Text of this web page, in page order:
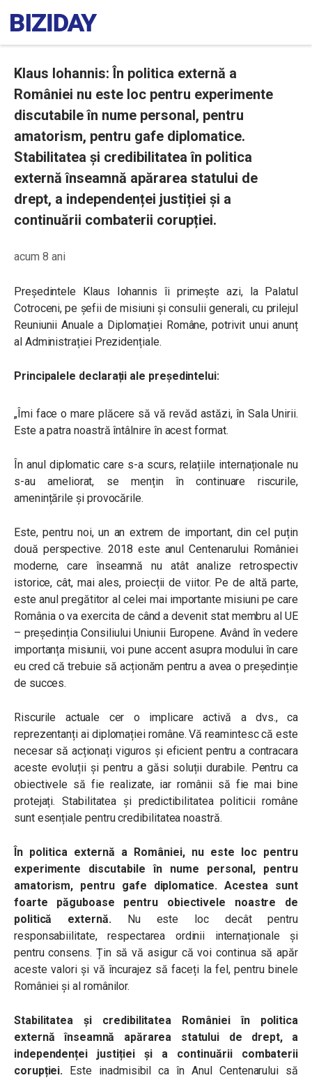
Klaus Iohannis: În politica externă a
României nu este loc pentru experimente
discutabile în nume personal, pentru
amatorism, pentru gafe diplomatice.
Stabilitatea și credibilitatea în politica
externă înseamnă apărarea statului de
drept, a independenței justiției și a
continuării combaterii corupției.
acum 8 ani
Președintele Klaus Iohannis îi primeşte azi, la Palatul
Cotroceni, pe şefii de misiuni şi consulii generali, cu prilejul
Reuniunii Anuale a Diplomației Române, potrivit unui anunț
al Administrației Prezidențiale.
Principalele declarații ale președintelui:
„Îmi face o mare plăcere să vă revăd astăzi, în Sala Unirii.
Este a patra noastră întâlnire în acest format.
În anul diplomatic care s-a scurs, relațiile internaționale nu
s-au ameliorat, se mențin în continuare riscurile,
amenințările și provocările.
Este, pentru noi, un an extrem de important, din cel puțin
două perspective. 2018 este anul Centenarului României
moderne, care înseamnă nu atât analize retrospectiv
istorice, cât, mai ales, proiecții de viitor. Pe de altă parte,
este anul pregătitor al celei mai importante misiuni pe care
România o va exercita de când a devenit stat membru al UE
– președinția Consiliului Uniunii Europene. Având în vedere
importanța misiunii, voi pune accent asupra modului în care
eu cred că trebuie să acționăm pentru a avea o președinție
de succes.
Riscurile actuale cer o implicare activă a dvs., ca
reprezentanți ai diplomației române. Vă reamintesc că este
necesar să acționați viguros și eficient pentru a contracara
aceste evoluții și pentru a găsi soluții durabile. Pentru ca
obiectivele să fie realizate, iar românii să fie mai bine
protejați. Stabilitatea și predictibilitatea politicii române
sunt esențiale pentru credibilitatea noastră.
În politica externă a României, nu este loc pentru
experimente discutabile în nume personal, pentru
amatorism, pentru gafe diplomatice. Acestea sunt
foarte păguboase pentru obiectivele noastre de
politică externă. Nu este loc decât pentru
responsabiilitate, respectarea ordinii internaționale și
pentru consens. Țin să vă asigur că voi continua să apăr
aceste valori și vă încurajez să faceți la fel, pentru binele
României și al românilor.
Stabilitatea și credibilitatea României în politica
externă înseamnă apărarea statului de drept, a
independenței justiției și a continuării combaterii
corupției. Este inadmisibil ca în Anul Centenarului să